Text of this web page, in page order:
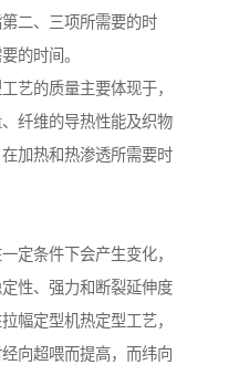
二、三项所需要的时
的时间。
艺的质量主要体现于，
纤维的导热性能及织物
加热和热渗透所需要时
定条件下会产生变化，
性、强力和断裂延伸度
幅定型机热定型工艺，
向超喂而提高，而纬向